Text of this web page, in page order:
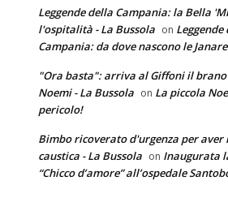
Leggende della Campania: la Bella
l'ospitalità - La Bussola on Leggende
Campania: da dove nascono le
"Ora basta": arriva al Giffoni il
Noemi - La Bussola on La piccola
pericolo!
Bimbo ricoverato d'urgenza per aver
caustica - La Bussola on Inaugurata
“Chicco d’amore” all’ospedale